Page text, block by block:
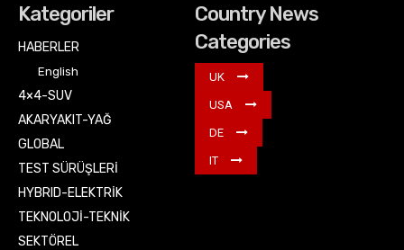
Kategoriler
HABERLER
English
4×4-SUV
AKARYAKIT-YAĞ
GLOBAL
TEST SÜRÜŞLERİ
HYBRID-ELEKTRİK
TEKNOLOJİ-TEKNİK
SEKTÖREL
Country News
Categories
UK
USA
DE
IT